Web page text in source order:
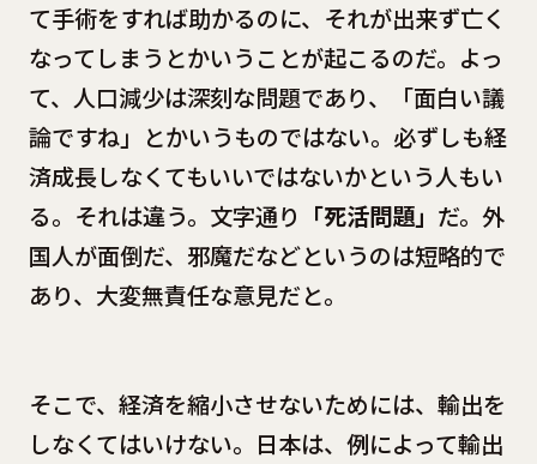
て手術をすれば助かるのに、それが出来ず亡く
なってしまうとかいうことが起こるのだ。よっ
て、人口減少は深刻な問題であり、「面白い議
論ですね」とかいうものではない。必ずしも経
済成長しなくてもいいではないかという人もい
る。それは違う。文字通り 「死活問題」 だ。外
国人が面倒だ、邪魔だなどというのは短略的で
あり、大変無責任な意見だと。
そこで、経済を縮小させないためには、輸出を
しなくてはいけない。日本は、例によって輸出